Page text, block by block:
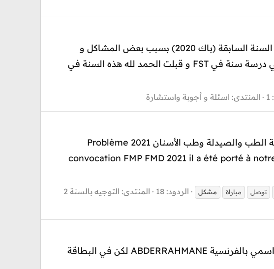
السلام عليكم ؛ أريد الإستفسار عن إمكانية إيجاد حل لمشكلتي ، فأنا لم أدفع للمنحة السنة السابقة (باك 2020) بسبب بعض المشاكل و
العراقيل، السؤال الآن هو عن ماهية الحل المقترح في مثل هاته الحالة. مع العلم أنني درسة سنة في FST و قبلت الحمد لله هذه السنة في
المنتدى: اسئلة و أجوبة واستشارة
إعلان هام للمترشحات والمترشحين الدين لم يتوصلوا باستدعاءات المباراة المشتركة الطب والصيدلة وطب الأسنان 2021 Problème
convocation FMP FMD 2021 il a été porté à
توصل مباراة مشكل الردود: 18 المنتدى:
التوجيه بالسنة 2
السلام عليكم وجدت خطا في البطاقة الوطنية للتعريف CNIE في الاسم بالفرنسية اسمي بالفرنسية ABDERRAHMANE لكن في البطاقة